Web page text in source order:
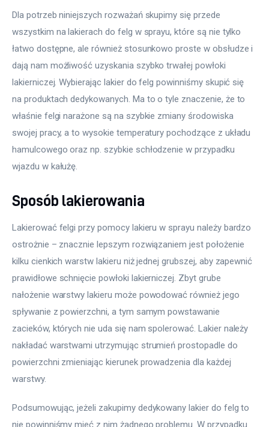
Dla potrzeb niniejszych rozważań skupimy się przede
wszystkim na lakierach do felg w sprayu, które są nie tylko
łatwo dostępne, ale również stosunkowo proste w obsłudze i
dają nam możliwość uzyskania szybko trwałej powłoki
lakierniczej. Wybierając lakier do felg powinniśmy skupić się
na produktach dedykowanych. Ma to o tyle znaczenie, że to
właśnie felgi narażone są na szybkie zmiany środowiska
swojej pracy, a to wysokie temperatury pochodzące z układu
hamulcowego oraz np. szybkie schłodzenie w przypadku
wjazdu w kałużę.
Sposób lakierowania
Lakierować felgi przy pomocy lakieru w sprayu należy bardzo
ostrożnie – znacznie lepszym rozwiązaniem jest położenie
kilku cienkich warstw lakieru niż jednej grubszej, aby zapewnić
prawidłowe schnięcie powłoki lakierniczej. Zbyt grube
nałożenie warstwy lakieru może powodować również jego
spływanie z powierzchni, a tym samym powstawanie
zacieków, których nie uda się nam spolerować. Lakier należy
nakładać warstwami utrzymując strumień prostopadle do
powierzchni zmieniając kierunek prowadzenia dla każdej
warstwy.
Podsumowując, jeżeli zakupimy dedykowany lakier do felg to
nie powinniśmy mieć z nim żadnego problemu. W przypadku